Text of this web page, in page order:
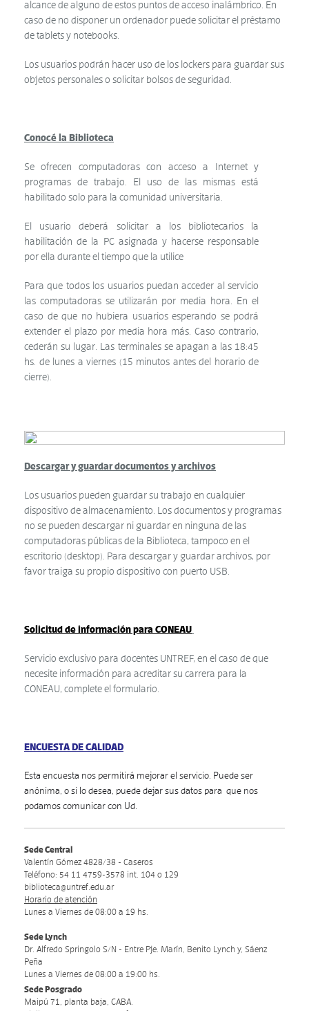
alcance de alguno de estos puntos de acceso inalámbrico. En
caso de no disponer un ordenador puede solicitar el préstamo
de tablets y notebooks.
Los usuarios podrán hacer uso de los lockers para guardar sus
objetos personales o solicitar bolsos de seguridad.
Conocé la Biblioteca
Se ofrecen computadoras con acceso a Internet y
programas de trabajo. El uso de las mismas está
habilitado solo para la comunidad universitaria.
El usuario deberá solicitar a los bibliotecarios la
habilitación de la PC asignada y hacerse responsable
por ella durante el tiempo que la utilice
Para que todos los usuarios puedan acceder al servicio
las computadoras se utilizarán por media hora. En el
caso de que no hubiera usuarios esperando se podrá
extender el plazo por media hora más. Caso contrario,
cederán su lugar. Las terminales se apagan a las 18:45
hs. de lunes a viernes (15 minutos antes del horario de
cierre).
Descargar y guardar documentos y archivos
Los usuarios pueden guardar su trabajo en cualquier
dispositivo de almacenamiento. Los documentos y programas
no se pueden descargar ni guardar en ninguna de las
computadoras públicas de la Biblioteca, tampoco en el
escritorio (desktop). Para descargar y guardar archivos, por
favor traiga su propio dispositivo con puerto USB.
Solicitud de información para CONEAU
Servicio exclusivo para docentes UNTREF, en el caso de que
necesite información para acreditar su carrera para la
CONEAU, complete el formulario.
ENCUESTA DE CALIDAD
Esta encuesta nos permitirá mejorar el servicio. Puede ser
anónima, o si lo desea, puede dejar sus datos para  que nos
podamos comunicar con Ud.
Sede Central
Valentín Gómez 4828/38 - Caseros
Teléfono: 54 11 4759-3578 int. 104 o 129
biblioteca@untref.edu.ar
Horario de atención
Lunes a Viernes de 08:00 a 19 hs.
Sede Lynch
Dr. Alfredo Springolo S/N - Entre Pje. Marín, Benito Lynch y, Sáenz
Peña
Lunes a Viernes de 08:00 a 19:00 hs.
Sede Posgrado
Maipú 71, planta baja, CABA.